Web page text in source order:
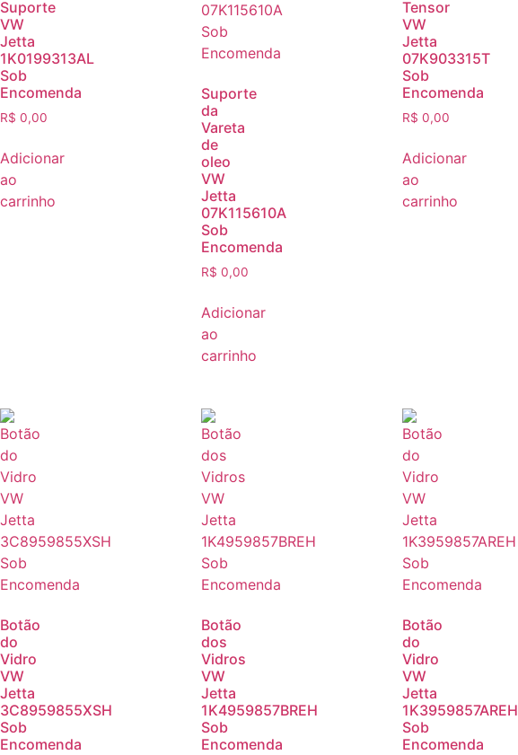
Suporte
VW
Jetta
1K0199313AL
Sob
Encomenda
R$ 0,00
Adicionar
ao
carrinho
Suporte
da
Vareta
de
oleo
VW
Jetta
07K115610A
Sob
Encomenda
R$ 0,00
Adicionar
ao
carrinho
Tensor
VW
Jetta
07K903315T
Sob
Encomenda
R$ 0,00
Adicionar
ao
carrinho
Botão
do
Vidro
VW
Jetta
3C8959855XSH
Sob
Encomenda
Botão
dos
Vidros
VW
Jetta
1K4959857BREH
Sob
Encomenda
Botão
do
Vidro
VW
Jetta
1K3959857AREH
Sob
Encomenda